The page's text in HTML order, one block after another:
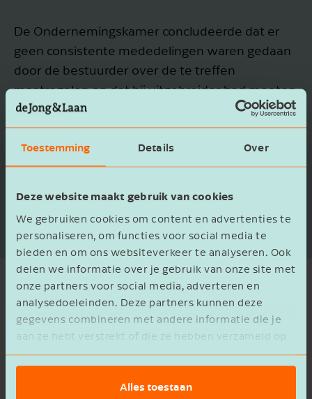
Toestemming Details Over
Deze website maakt gebruik van cookies
We gebruiken cookies om content en advertenties te
personaliseren, om functies voor social media te
bieden en om ons websiteverkeer te analyseren. Ook
delen we informatie over je gebruik van onze site met
onze partners voor social media, adverteren en
analysedoeleinden. Deze partners kunnen deze
gegevens combineren met andere informatie die je
aan ze hebt verstrekt of die ze hebben verzameld op
basis van het gebruik van hun services.
Alles toestaan
De Ondernemingskamer concludeerde dat er
geen consistente mededelingen waren gedaan
door de bestuurder over de te treffen
maatregelen en dat hij uitgebreider had moeten
motiveren waarom hij afweek van het OR-
advies. Het besluit moest daarom worden
ingetrokken.
Gerechtshof Amsterdam, 12 januari 2016, ECLI
(verkort): 380
Overlegrecht
De OR heeft naast het advies- en
instemmingsrecht nog een aantal
bevoegdheden. Zo staat er in de WOR ook het
recht op overleg, het recht op informatie en het